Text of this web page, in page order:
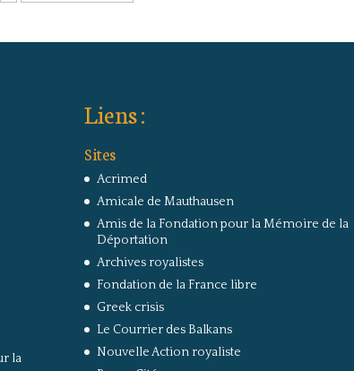
la
Liens :
Sites
Acrimed
Amicale de Mauthausen
Amis de la Fondation pour la Mémoire de la
Déportation
Archives royalistes
Fondation de la France libre
Greek crisis
Le Courrier des Balkans
Nouvelle Action royaliste